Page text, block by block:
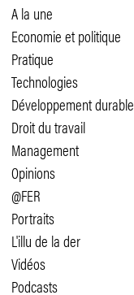
A la une
Economie et politique
Pratique
Technologies
Développement durable
Droit du travail
Management
Opinions
@FER
Portraits
L'illu de la der
Vidéos
Podcasts